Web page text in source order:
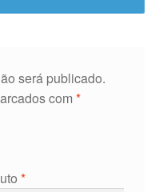
será publicado.
com *
*